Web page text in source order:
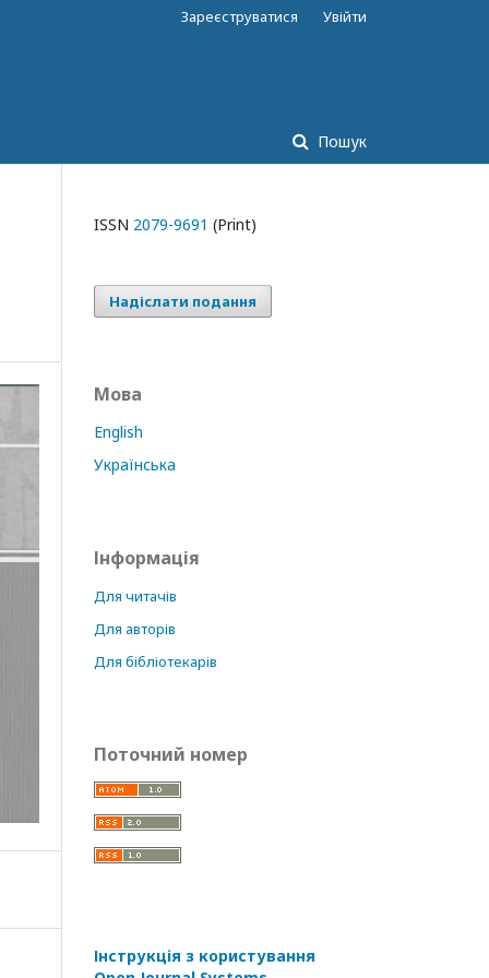
Пошук
Зареєструватися Увійти
ISSN 2079-9691 (Print)
Надіслати подання
Мова
English
Українська
Інформація
Для читачів
Для авторів
Для бібліотекарів
Поточний номер
Інструкція з користування